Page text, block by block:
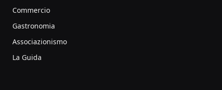
Commercio
Gastronomia
Associazionismo
La Guida